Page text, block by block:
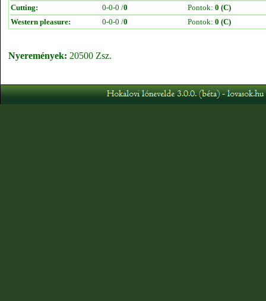
Cutting:
0-0-0 /0 Pontok: 0 (C)
Western pleasure:
0-0-0 /0 Pontok: 0 (C)
Nyeremények: 20500 Zsz.